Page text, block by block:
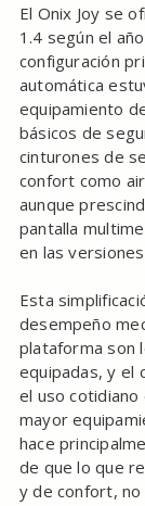
El Onix Joy se
1.4 según el
configuración
automática
equipamiento
básicos de
cinturones de
confort como
aunque
pantalla
en las
Esta
desempeño
plataforma son
equipadas, y el
el uso
mayor
hace
de que lo que
y de confort, no